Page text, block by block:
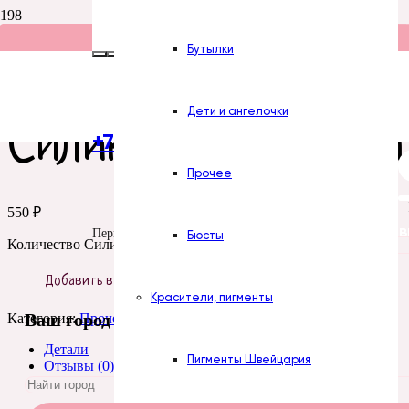
+7 (922) 300-51-06
Пермь
Бутылки
Дети и ангелочки
Прочее
Бюсты
Красители, пигменты
Пигменты Швейцария
Ваш город
Силиконовая
550 ₽
Количество Силиконовая форма №286 Букет сирени
Добавить в корзину
Категория:Прочее
Детали
Отзывы (0)